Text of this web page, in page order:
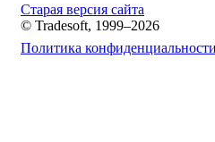
Старая версия сайта
© Tradesoft, 1999–2026
Политика конфиденциальности